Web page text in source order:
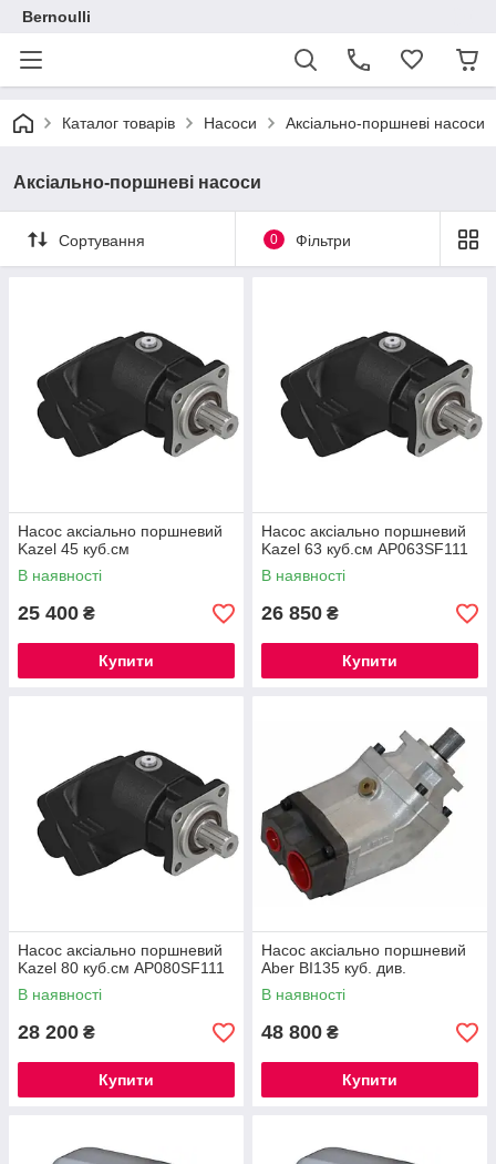
Bernoulli
Каталог товарів Насоси Аксіально-поршневі насоси
Аксіально-поршневі насоси
Сортування 0 Фільтри
Насос аксіально поршневий
Kazel 45 куб.см
В наявності
25 400 ₴
Купити
Насос аксіально поршневий
Kazel 63 куб.см AP063SF111
В наявності
26 850 ₴
Купити
Насос аксіально поршневий
Kazel 80 куб.см AP080SF111
В наявності
28 200 ₴
Купити
Насос аксіально поршневий
Aber BI135 куб. див.
В наявності
48 800 ₴
Купити